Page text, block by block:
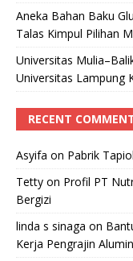
Aneka Bahan Baku
Talas Kimpul Pilihan
Universitas
Universitas Lampung
RECENT
Asyifa on Pabrik
Tetty on Profil PT
Bergizi
linda s sinaga on
Kerja Pengrajin